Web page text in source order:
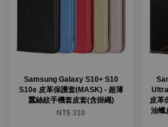
Samsung Galaxy S10+ S10
S10e 皮革保護套(MASK) - 超薄
蠶絲紋手機套皮套(含掛繩)
NT$ 310
皮革
油蠟